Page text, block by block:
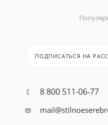
ПОДПИСАТЬСЯ НА
8 800 511-06-77